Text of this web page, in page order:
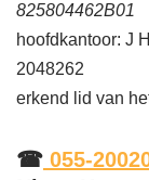
825804462B01
hoofdkantoor: J
2048262
erkend lid van
☎ 055-